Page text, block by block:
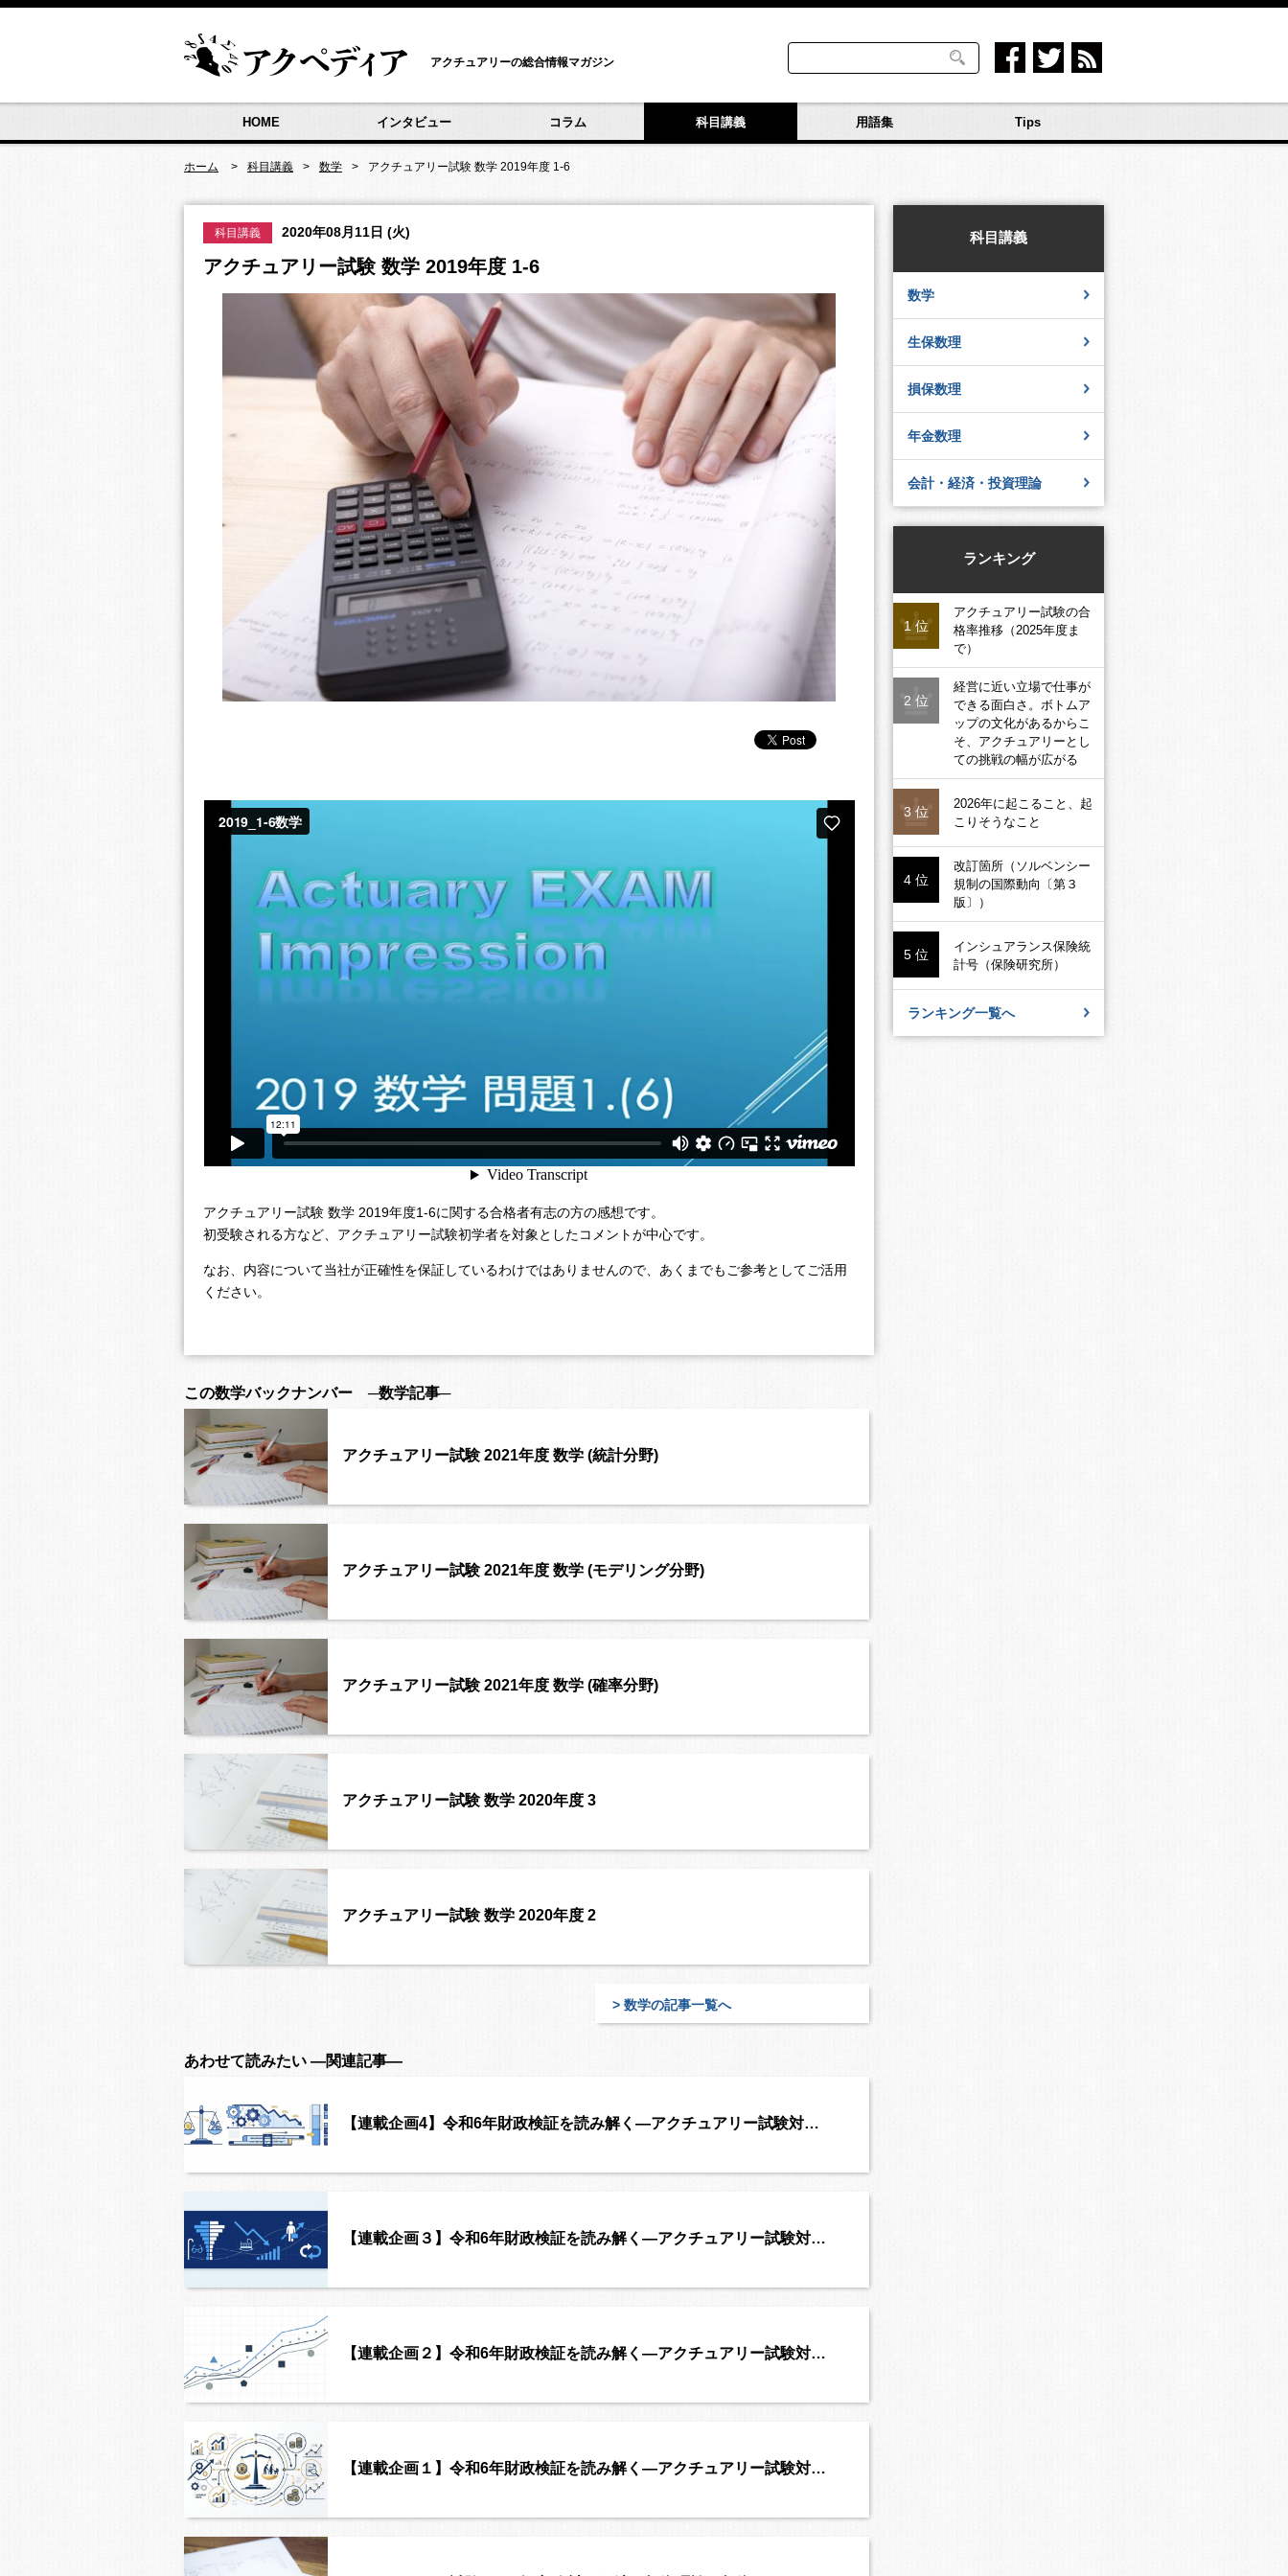
アクチュアリーの総合情報マガジン
HOME インタビュー コラム 科目講義 用語集 Tips
ホーム 科目講義 数学 アクチュアリー試験 数学 2019年度 1-6
科目講義 2020年08月11日 (火)
アクチュアリー試験 数学 2019年度 1-6
アクチュアリー試験 数学 2019年度1-6に関する合格者有志の方の感想です。
初受験される方など、アクチュアリー試験初学者を対象としたコメントが中心です。
なお、内容について当社が正確性を保証しているわけではありませんので、あくまでもご参考としてご活用
ください。
この数学バックナンバー ─数学記事─
アクチュアリー試験 2021年度 数学 (統計分野)
アクチュアリー試験 2021年度 数学 (モデリング分野)
アクチュアリー試験 2021年度 数学 (確率分野)
アクチュアリー試験 数学 2020年度 3
アクチュアリー試験 数学 2020年度 2
> 数学の記事一覧へ
あわせて読みたい ―関連記事―
【連載企画4】令和6年財政検証を読み解く―アクチュアリー試験対…
【連載企画３】令和6年財政検証を読み解く―アクチュアリー試験対…
【連載企画２】令和6年財政検証を読み解く―アクチュアリー試験対…
【連載企画１】令和6年財政検証を読み解く―アクチュアリー試験対…
科目講義
数学
生保数理
損保数理
年金数理
会計・経済・投資理論
ランキング
1 位
アクチュアリー試験の合
格率推移（2025年度ま
で）
2 位
経営に近い立場で仕事が
できる面白さ。ボトムア
ップの文化があるからこ
そ、アクチュアリーとし
ての挑戦の幅が広がる
3 位
2026年に起こること、起
こりそうなこと
4 位
改訂箇所（ソルベンシー
規制の国際動向〔第３
版〕）
5 位
インシュアランス保険統
計号（保険研究所）
ランキング一覧へ